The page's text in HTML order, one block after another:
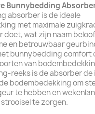
Bunnybedding
absorber is de ideale
met maximale
doet, wat zijn naam
en betrouwbaar
bunnybedding comfort
van
reeks is de absorber de
bodembedekking om
te hebben en
te zorgen.